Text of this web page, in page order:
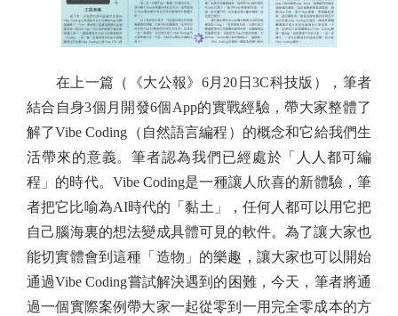
在上一篇（《大公報》6月20日3C科技版），筆者
結合自身3個月開發6個App的實戰經驗，帶大家整體了
解了Vibe Coding（自然語言編程）的概念和它給我們生
活帶來的意義。筆者認為我們已經處於「人人都可編
程」的時代。Vibe Coding是一種讓人欣喜的新體驗，筆
者把它比喻為AI時代的「黏土」，任何人都可以用它把
自己腦海裏的想法變成具體可見的軟件。為了讓大家也
能切實體會到這種「造物」的樂趣，讓大家也可以開始
通過Vibe Coding嘗試解決遇到的困難，今天，筆者將通
過一個實際案例帶大家一起從零到一用完全零成本的方